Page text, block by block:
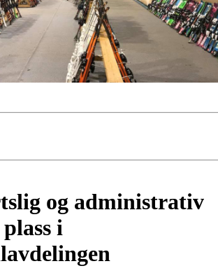
og administrativ
i